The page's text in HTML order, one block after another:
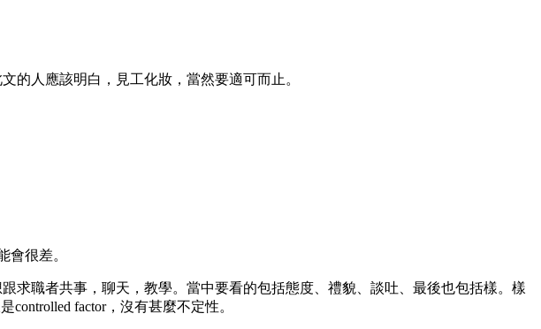
的人應該明白，見工化妝，當然要適可而止。
會很差。
求職者共事，聊天，教學。當中要看的包括態度、禮貌、談吐、最後也包括樣。樣
controlled factor，沒有甚麼不定性。